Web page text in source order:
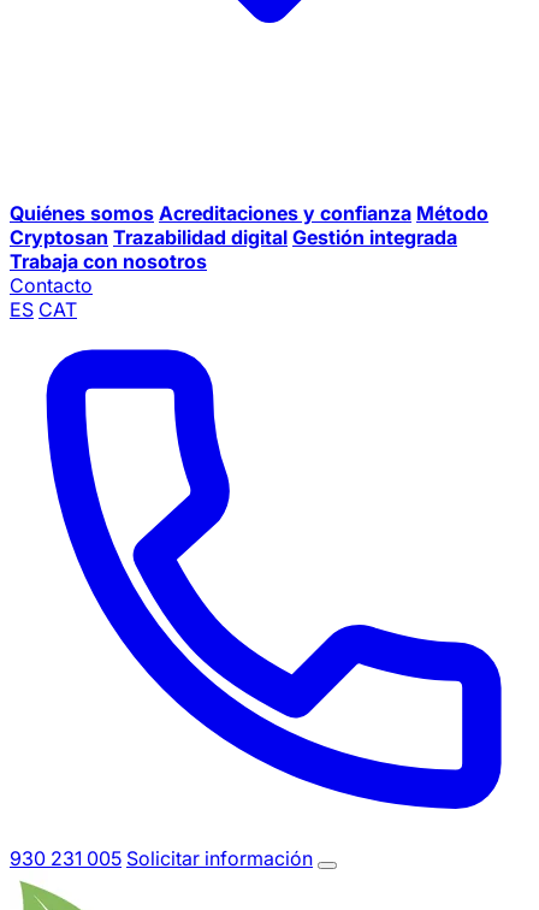
Quiénes somos Acreditaciones y confianza Método
Cryptosan Trazabilidad digital Gestión integrada
Trabaja con nosotros
Contacto
ES CAT
930 231 005 Solicitar información